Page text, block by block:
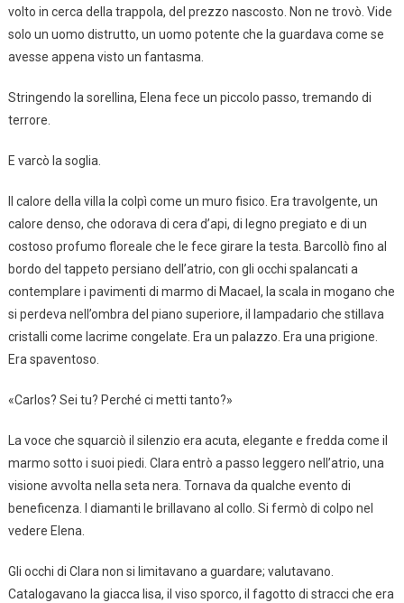
volto in cerca della trappola, del prezzo nascosto. Non ne trovò. Vide
solo un uomo distrutto, un uomo potente che la guardava come se
avesse appena visto un fantasma.
Stringendo la sorellina, Elena fece un piccolo passo, tremando di
terrore.
E varcò la soglia.
Il calore della villa la colpì come un muro fisico. Era travolgente, un
calore denso, che odorava di cera d’api, di legno pregiato e di un
costoso profumo floreale che le fece girare la testa. Barcollò fino al
bordo del tappeto persiano dell’atrio, con gli occhi spalancati a
contemplare i pavimenti di marmo di Macael, la scala in mogano che
si perdeva nell’ombra del piano superiore, il lampadario che stillava
cristalli come lacrime congelate. Era un palazzo. Era una prigione.
Era spaventoso.
«Carlos? Sei tu? Perché ci metti tanto?»
La voce che squarciò il silenzio era acuta, elegante e fredda come il
marmo sotto i suoi piedi. Clara entrò a passo leggero nell’atrio, una
visione avvolta nella seta nera. Tornava da qualche evento di
beneficenza. I diamanti le brillavano al collo. Si fermò di colpo nel
vedere Elena.
Gli occhi di Clara non si limitavano a guardare; valutavano.
Catalogavano la giacca lisa, il viso sporco, il fagotto di stracci che era